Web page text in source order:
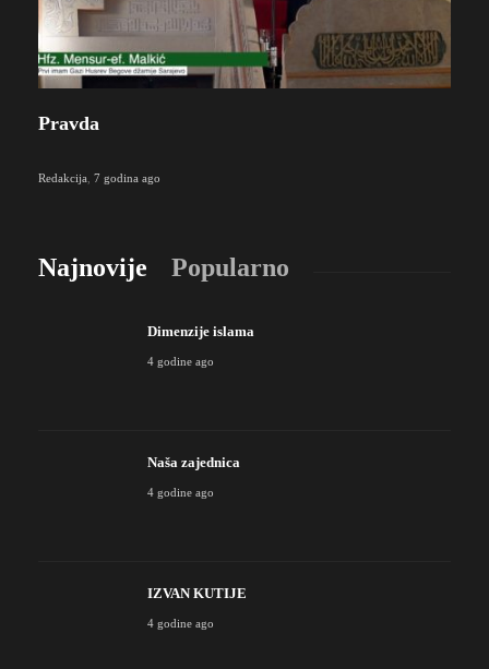
Pravda
Redakcija 7 godina ago
Najnovije Popularno
Dimenzije islama
4 godine ago
Naša zajednica
4 godine ago
IZVAN KUTIJE
4 godine ago